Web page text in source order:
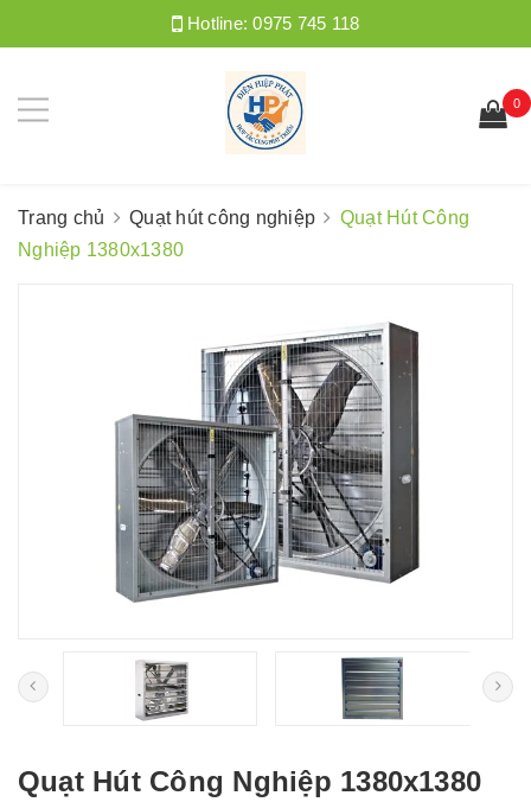
Hotline:0975 745 118
0
Trang chủ Quạt hút công nghiệp
Quạt Hút Công
Nghiệp 1380x1380
Quạt Hút Công Nghiệp 1380x1380